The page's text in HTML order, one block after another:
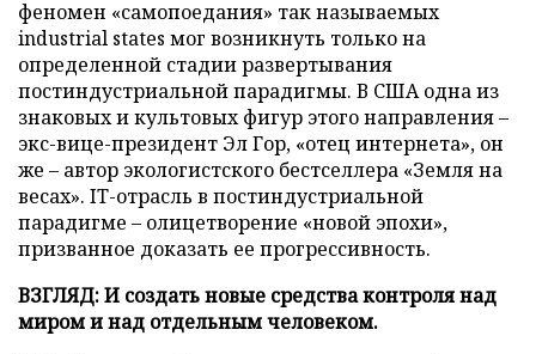
феномен «самопоедания» так называемых
industrial states мог возникнуть только на
определенной стадии развертывания
постиндустриальной парадигмы. В США одна из
знаковых и культовых фигур этого направления –
экс-вице-президент Эл Гор, «отец интернета», он
же – автор экологистского бестселлера «Земля на
весах». IT-отрасль в постиндустриальной
парадигме – олицетворение «новой эпохи»,
призванное доказать ее прогрессивность.
ВЗГЛЯД: И создать новые средства контроля над
миром и над отдельным человеком.